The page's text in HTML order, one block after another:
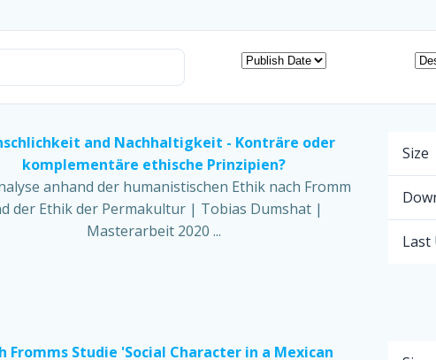
and Nachhaltigkeit - Konträre oder
komplementäre ethische Prinzipien?
anhand der humanistischen Ethik nach Fromm
der Ethik der Permakultur | Tobias Dumshat |
Masterarbeit 2020 ...
Size
Last
Fromms Studie 'Social Character in a Mexican